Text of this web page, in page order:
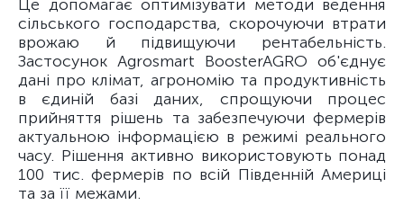
Це допомагає оптимізувати методи ведення
сільського господарства, скорочуючи втрати
врожаю й підвищуючи рентабельність.
Застосунок Agrosmart BoosterAGRO об'єднує
дані про клімат, агрономію та продуктивність
в єдиній базі даних, спрощуючи процес
прийняття рішень та забезпечуючи фермерів
актуальною інформацією в режимі реального
часу. Рішення активно використовують понад
100 тис. фермерів по всій Південній Америці
та за її межами.